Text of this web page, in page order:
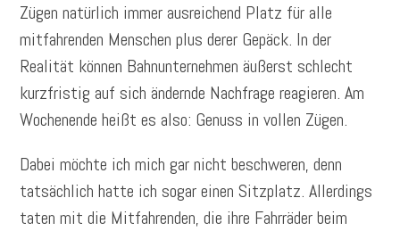
Zügen natürlich immer ausreichend Platz für alle
mitfahrenden Menschen plus derer Gepäck. In der
Realität können Bahnunternehmen äußerst schlecht
kurzfristig auf sich ändernde Nachfrage reagieren. Am
Wochenende heißt es also: Genuss in vollen Zügen.
Dabei möchte ich mich gar nicht beschweren, denn
tatsächlich hatte ich sogar einen Sitzplatz. Allerdings
taten mit die Mitfahrenden, die ihre Fahrräder beim